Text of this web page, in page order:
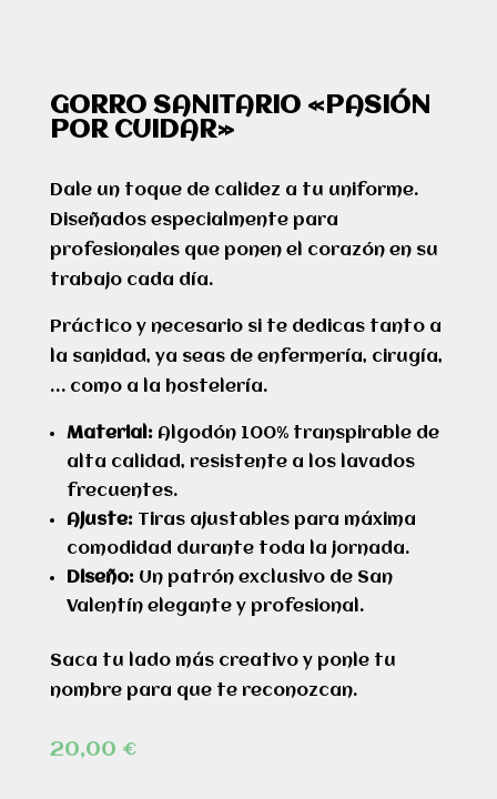
GORRO SANITARIO «PASIÓN
POR CUIDAR»
Dale un toque de calidez a tu uniforme.
Diseñados especialmente para
profesionales que ponen el corazón en su
trabajo cada día.
Práctico y necesario si te dedicas tanto a
la sanidad, ya seas de enfermería, cirugía,
… como a la hostelería.
Material: Algodón 100% transpirable de
alta calidad, resistente a los lavados
frecuentes.
Ajuste: Tiras ajustables para máxima
comodidad durante toda la jornada.
Diseño: Un patrón exclusivo de San
Valentín elegante y profesional.
Saca tu lado más creativo y ponle tu
nombre para que te reconozcan.
20,00 €